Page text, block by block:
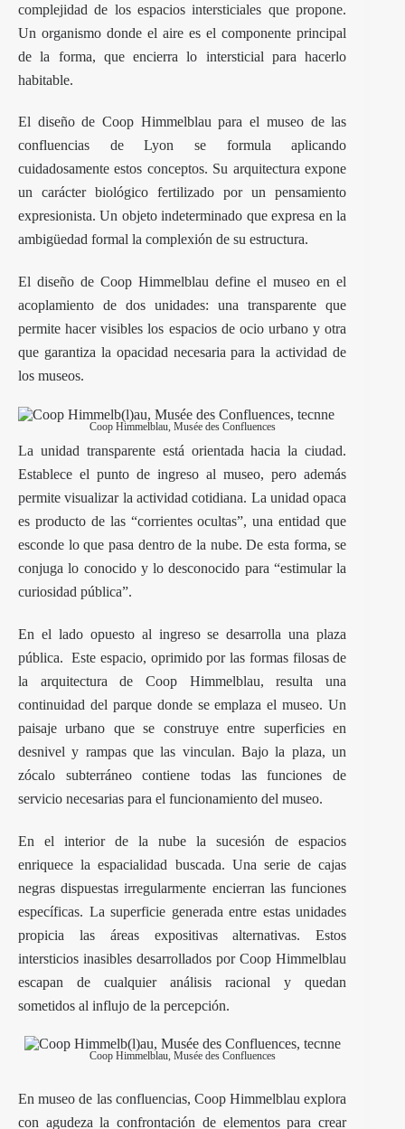
complejidad de los espacios intersticiales que propone.
Un organismo donde el aire es el componente principal
de la forma, que encierra lo intersticial para hacerlo
habitable.
El diseño de Coop Himmelblau para el museo de las
confluencias de Lyon se formula aplicando
cuidadosamente estos conceptos. Su arquitectura expone
un carácter biológico fertilizado por un pensamiento
expresionista. Un objeto indeterminado que expresa en la
ambigüedad formal la complexión de su estructura.
El diseño de Coop Himmelblau define el museo en el
acoplamiento de dos unidades: una transparente que
permite hacer visibles los espacios de ocio urbano y otra
que garantiza la opacidad necesaria para la actividad de
los museos.
Coop Himmelblau, Musée des Confluences
La unidad transparente está orientada hacia la ciudad.
Establece el punto de ingreso al museo, pero además
permite visualizar la actividad cotidiana. La unidad opaca
es producto de las “corrientes ocultas”, una entidad que
esconde lo que pasa dentro de la nube. De esta forma, se
conjuga lo conocido y lo desconocido para “estimular la
curiosidad pública”.
En el lado opuesto al ingreso se desarrolla una plaza
pública. Este espacio, oprimido por las formas filosas de
la arquitectura de Coop Himmelblau, resulta una
continuidad del parque donde se emplaza el museo. Un
paisaje urbano que se construye entre superficies en
desnivel y rampas que las vinculan. Bajo la plaza, un
zócalo subterráneo contiene todas las funciones de
servicio necesarias para el funcionamiento del museo.
En el interior de la nube la sucesión de espacios
enriquece la espacialidad buscada. Una serie de cajas
negras dispuestas irregularmente encierran las funciones
específicas. La superficie generada entre estas unidades
propicia las áreas expositivas alternativas. Estos
intersticios inasibles desarrollados por Coop Himmelblau
escapan de cualquier análisis racional y quedan
sometidos al influjo de la percepción.
Coop Himmelblau, Musée des Confluences
En museo de las confluencias, Coop Himmelblau explora
con agudeza la confrontación de elementos para crear